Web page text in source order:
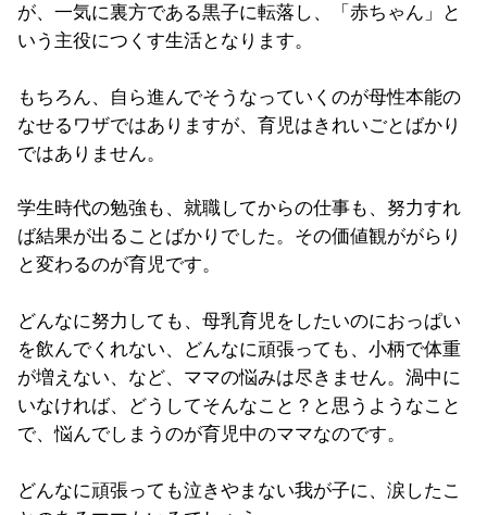
が、一気に裏方である黒子に転落し、「赤ちゃん」と
いう主役につくす生活となります。
もちろん、自ら進んでそうなっていくのが母性本能の
なせるワザではありますが、育児はきれいごとばかり
ではありません。
学生時代の勉強も、就職してからの仕事も、努力すれ
ば結果が出ることばかりでした。その価値観ががらり
と変わるのが育児です。
どんなに努力しても、母乳育児をしたいのにおっぱい
を飲んでくれない、どんなに頑張っても、小柄で体重
が増えない、など、ママの悩みは尽きません。渦中に
いなければ、どうしてそんなこと？と思うようなこと
で、悩んでしまうのが育児中のママなのです。
どんなに頑張っても泣きやまない我が子に、涙したこ